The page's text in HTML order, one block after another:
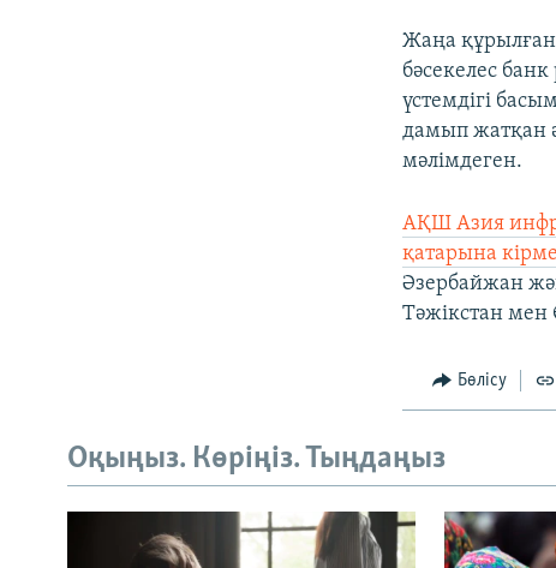
Жаңа құрылған
бәсекелес
үстемдігі
дамып жатқан
мәлімдеген.
АҚШ Азия
қатарына
Әзербайжан
Тәжікстан
Бөлісу
Оқыңыз. Көріңіз. Тыңдаңыз